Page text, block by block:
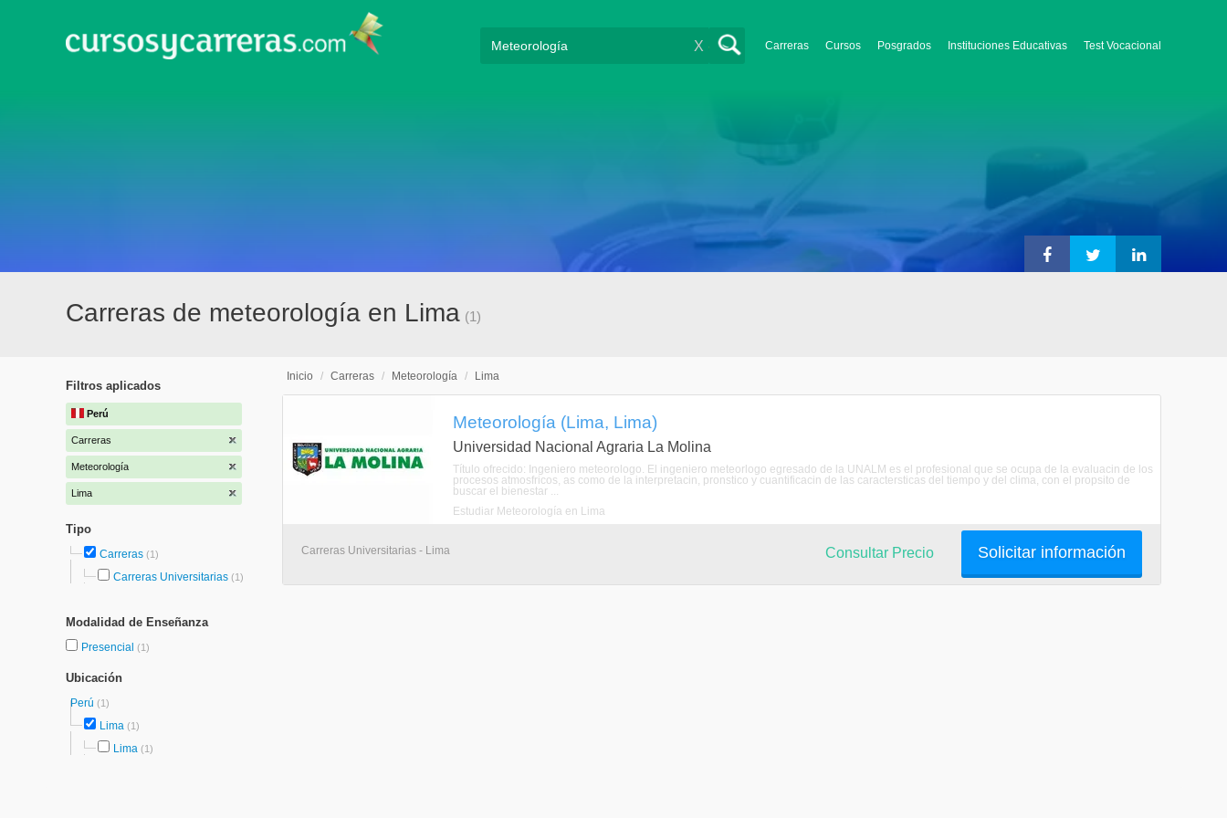
Carreras Cursos Posgrados Instituciones Educativas Test Vocacional
X
Carreras de meteorología en Lima (1)
Filtros aplicados
Perú
Carreras
Meteorología
Lima
Tipo
Carreras (1)
Carreras Universitarias (1)
Modalidad de Enseñanza
Presencial (1)
Ubicación
Perú (1)
Lima (1)
Lima (1)
Inicio / Carreras / Meteorología / Lima
Meteorología (Lima, Lima)
Universidad Nacional Agraria La Molina
Título ofrecido: Ingeniero meteorologo. El ingeniero meteorlogo egresado de la UNALM es el profesional que se ocupa de la evaluacin de los
procesos atmosfricos, as como de la interpretacin, pronstico y cuantificacin de las caractersticas del tiempo y del clima, con el propsito de
buscar el bienestar ...
Estudiar Meteorología en Lima
Carreras Universitarias - Lima Solicitar información
Consultar Precio